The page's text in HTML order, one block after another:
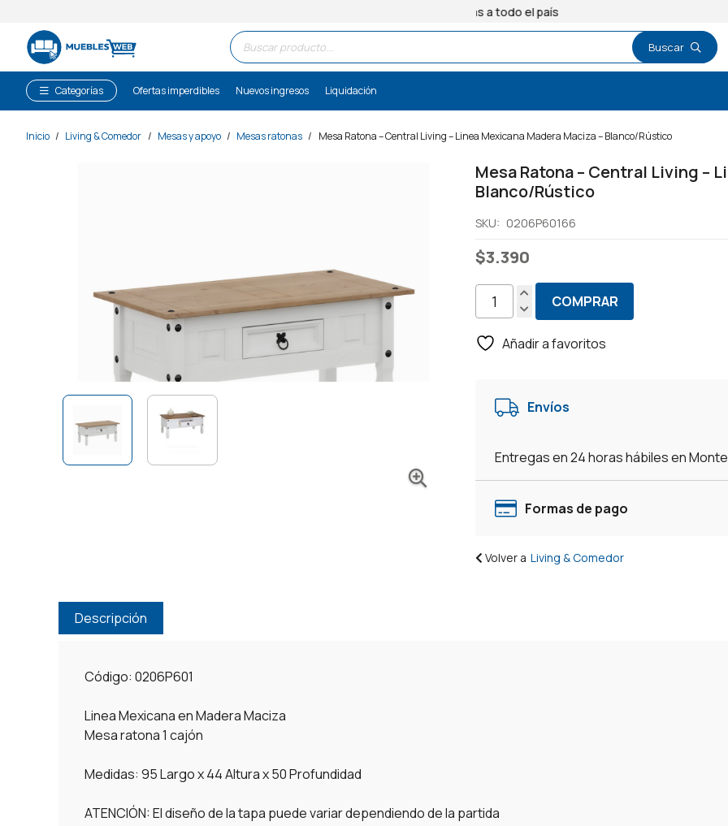
Entregas a todo el país
Búsqueda
de
productos
Categorías Ofertas imperdibles Nuevos ingresos Liquidación
Inicio / Living & Comedor / Mesas y apoyo / Mesas ratonas / Mesa Ratona – Central Living – Linea Mexicana Madera Maciza – Blanco/Rústico
Mesa Ratona – Central Living –
Blanco/Rústico
SKU: 0206P60166
$3.390
Mesa
-
Madera
Maciza
COMPRAR
Añadir a favoritos
Envíos
Entregas en 24 horas hábiles en
Formas de pago
Volver a Living & Comedor
Descripción
Código: 0206P601
Linea Mexicana en Madera Maciza
Mesa ratona 1 cajón
Medidas: 95 Largo x 44 Altura x 50 Profundidad
ATENCIÓN: El diseño de la tapa puede variar dependiendo de la partida